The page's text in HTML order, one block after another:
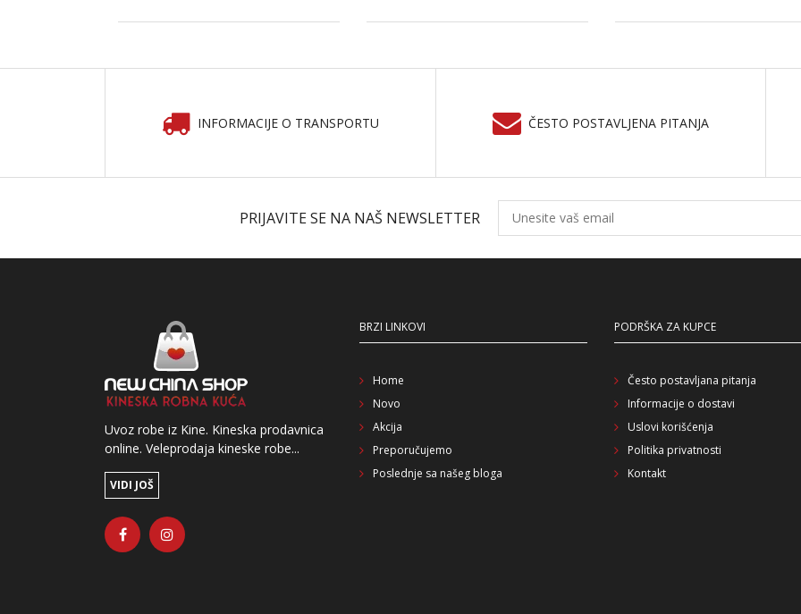
INFORMACIJE O TRANSPORTU ČESTO POSTAVLJENA PITANJA
PRIJAVITE SE NA NAŠ NEWSLETTER
Uvoz robe iz Kine. Kineska prodavnica
online. Veleprodaja kineske robe...
VIDI JOŠ
BRZI LINKOVI
Home
Novo
Akcija
Preporučujemo
Poslednje sa našeg bloga
PODRŠKA ZA KUPCE
Često postavljana pitanja
Informacije o dostavi
Uslovi korišćenja
Politika privatnosti
Kontakt